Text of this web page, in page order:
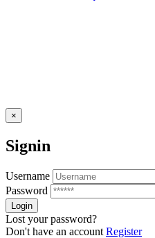
×
Signin
Username
Password
Lost your password?
Don't have an account Register